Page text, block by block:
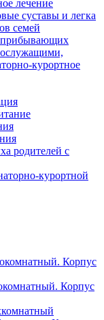
лечение
суставы и легка
семей
курортное
родителей с
курортной
Корпус
Корпус